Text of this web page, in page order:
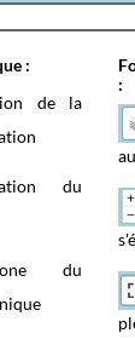
:
de la
du
du
: